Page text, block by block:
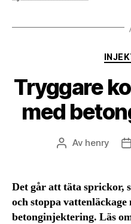
Tryggare
med
Inläggsförfattare
Av henry
Det går att täta sprickor,
och stoppa
betonginjektering. Läs